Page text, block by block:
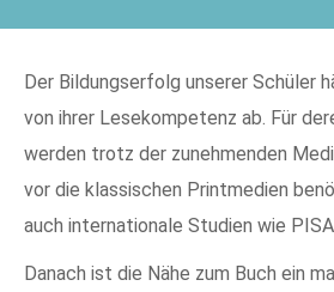
Der Bildungserfolg unserer Schüler
von ihrer Lesekompetenz ab. Für
werden trotz der zunehmenden
vor die klassischen Printmedien
auch internationale Studien wie PISA
Danach ist die Nähe zum Buch ein